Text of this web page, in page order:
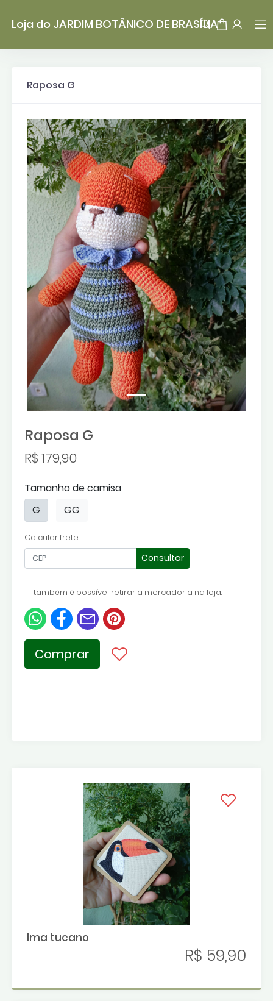
Loja do JARDIM BOTÂNICO DE BRASÍLIA
Raposa G
Raposa G
R$ 179,90
Tamanho de camisa
G
GG
Calcular frete:
Consultar
também é possível retirar a mercadoria na loja.
Comprar
Ima tucano
R$ 59,90